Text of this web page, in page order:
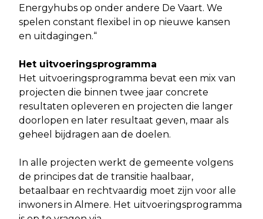
Energyhubs op onder andere De Vaart. We
spelen constant flexibel in op nieuwe kansen
en uitdagingen.“
Het uitvoeringsprogramma
Het uitvoeringsprogramma bevat een mix van
projecten die binnen twee jaar concrete
resultaten opleveren en projecten die langer
doorlopen en later resultaat geven, maar als
geheel bijdragen aan de doelen.
In alle projecten werkt de gemeente volgens
de principes dat de transitie haalbaar,
betaalbaar en rechtvaardig moet zijn voor alle
inwoners in Almere. Het uitvoeringsprogramma